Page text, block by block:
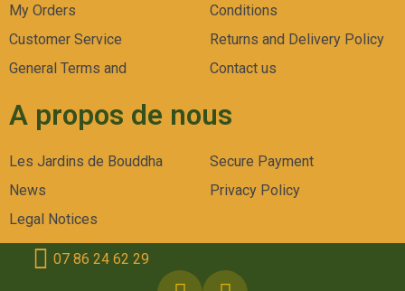
My Orders
Customer Service
General Terms and
Conditions
Returns and Delivery Policy
Contact us
A propos de nous
Les Jardins de Bouddha
News
Legal Notices
Secure Payment
Privacy Policy
07 86 24 62 29